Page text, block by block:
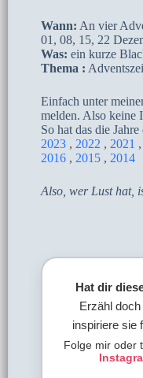
Wann: An vier
01, 08, 15, 22
Was: ein kurze
Thema :
Einfach unter
melden. Also keine
So hat das die
2023 , 2022 , 2021 ,
2016 , 2015 , 2014
Also, wer Lust hat,
Hat dir
Erzähl
inspiriere sie
Folge mir oder